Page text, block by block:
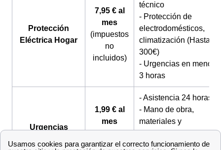
Protección
Eléctrica Hogar
7,95 € al
mes
(impuestos
no
incluidos)
técnico
- Protección de
electrodomésticos,
climatización (Hasta
300€)
- Urgencias en menos
3 horas
Urgencias
1,99 € al
mes
(impuestos
no
- Asistencia 24 horas
- Mano de obra,
materiales y
desplazamiento
cubiertos